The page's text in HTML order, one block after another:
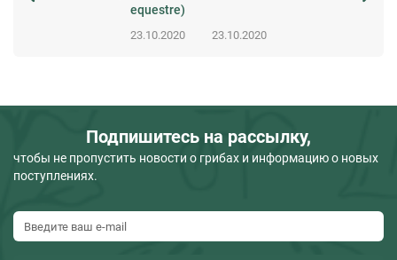
equestre)
23.10.2020 23.10.2020
Подпишитесь на рассылку,
чтобы не пропустить новости о грибах и информацию о новых
поступлениях.